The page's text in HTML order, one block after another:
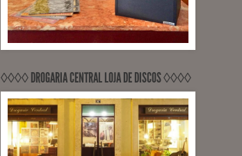
◊◊◊◊ DROGARIA CENTRAL LOJA DE DISCOS ◊◊◊◊